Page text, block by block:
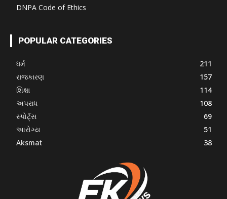
DNPA Code of Ethics
POPULAR CATEGORIES
ધર્મ
211
રાજકારણ
157
શિક્ષા
114
અપરાધ
108
સ્પોર્ટ્સ
69
આરોગ્ય
51
Aksmat
38